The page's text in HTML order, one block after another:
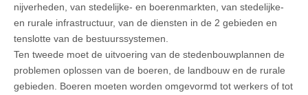
nijverheden, van stedelijke- en boerenmarkten, van stedelijke-
en rurale infrastructuur, van de diensten in de 2 gebieden en
tenslotte van de bestuurssystemen.
Ten tweede moet de uitvoering van de stedenbouwplannen de
problemen oplossen van de boeren, de landbouw en de rurale
gebieden. Boeren moeten worden omgevormd tot werkers of tot